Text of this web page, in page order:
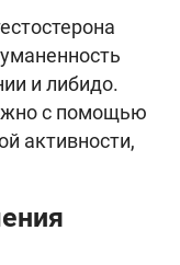
и либидо.
с помощью
активности,